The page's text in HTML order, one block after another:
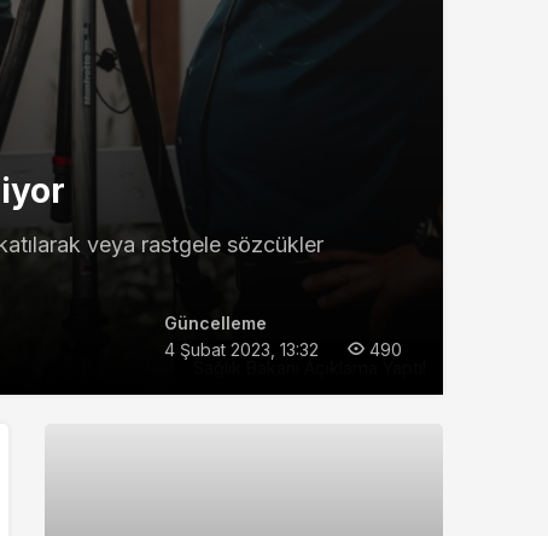
veya rastgele sözcükler
Güncelleme
4 Şubat 2023, 13:32
490